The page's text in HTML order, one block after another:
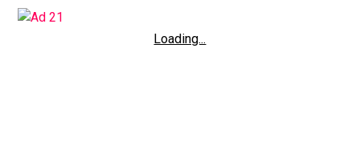
Loading...